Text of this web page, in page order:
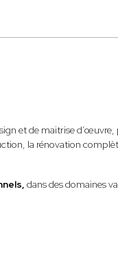
et de maitrise
la rénovation
dans des domaines